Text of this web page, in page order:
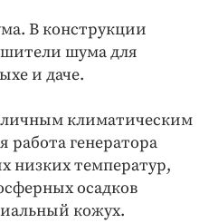
В конструкции
шума для
и даче.
климатическим
работа генератора
низких температур,
осадков
кожух.